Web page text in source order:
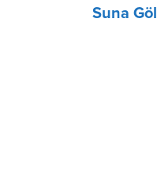
Suna Göl